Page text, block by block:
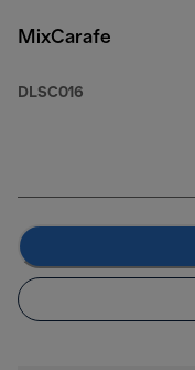
MixCarafe
DLSC016